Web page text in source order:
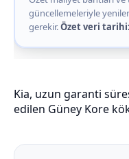
güncellemeleriyle
gerekir.Özet veri tarihi:
Kia, uzun garanti
edilen Güney Kore